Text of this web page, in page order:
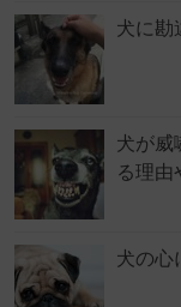
犬に勘
犬が威
る理由
犬の心